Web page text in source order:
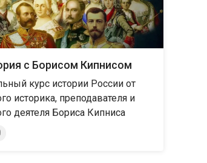
с Борисом Кипнисом
курс истории России от
историка, преподавателя и
деятеля Бориса Кипниса